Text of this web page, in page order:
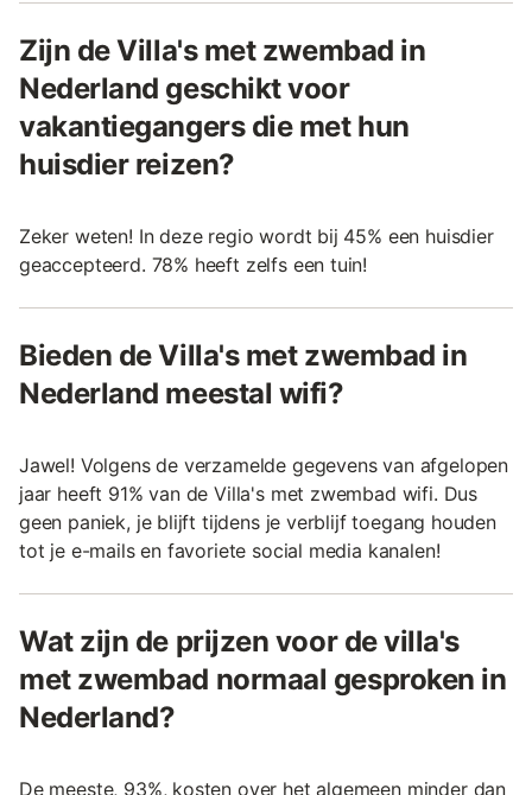
Zijn de Villa's met zwembad in
Nederland geschikt voor
vakantiegangers die met hun
huisdier reizen?
Zeker weten! In deze regio wordt bij 45% een huisdier
geaccepteerd. 78% heeft zelfs een tuin!
Bieden de Villa's met zwembad in
Nederland meestal wifi?
Jawel! Volgens de verzamelde gegevens van afgelopen
jaar heeft 91% van de Villa's met zwembad wifi. Dus
geen paniek, je blijft tijdens je verblijf toegang houden
tot je e-mails en favoriete social media kanalen!
Wat zijn de prijzen voor de villa's
met zwembad normaal gesproken in
Nederland?
De meeste, 93%, kosten over het algemeen minder dan